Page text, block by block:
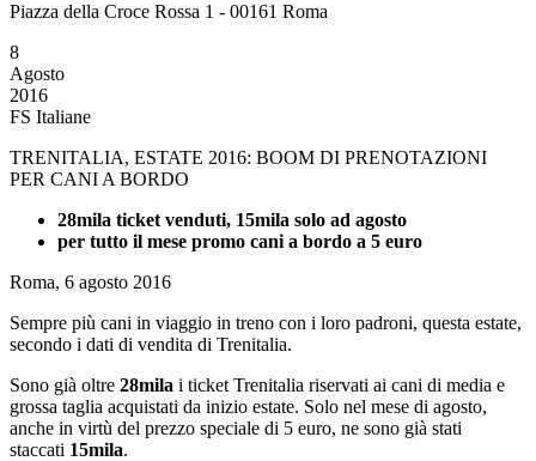
Piazza della Croce Rossa 1 - 00161 Roma
8
Agosto
2016
FS Italiane
TRENITALIA, ESTATE 2016: BOOM DI PRENOTAZIONI
PER CANI A BORDO
28mila ticket venduti, 15mila solo ad agosto
per tutto il mese promo cani a bordo a 5 euro
Roma, 6 agosto 2016
Sempre più cani in viaggio in treno con i loro padroni, questa estate,
secondo i dati di vendita di Trenitalia.
Sono già oltre 28mila i ticket Trenitalia riservati ai cani di media e
grossa taglia acquistati da inizio estate. Solo nel mese di agosto,
anche in virtù del prezzo speciale di 5 euro, ne sono già stati
staccati 15mila.